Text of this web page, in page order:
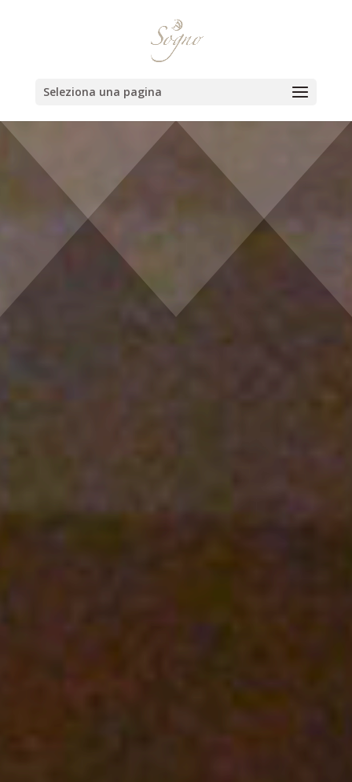
Seleziona una pagina